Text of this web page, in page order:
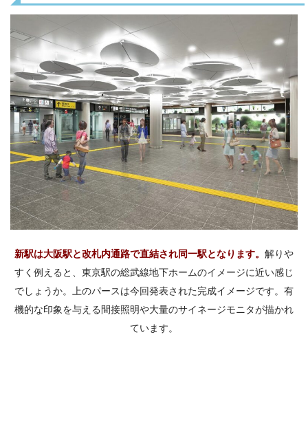
新駅は大阪駅と改札内通路で直結され同一駅となります。 解りや
すく例えると、東京駅の総武線地下ホームのイメージに近い感じ
でしょうか。上のパースは今回発表された完成イメージです。有
機的な印象を与える間接照明や大量のサイネージモニタが描かれ
ています。